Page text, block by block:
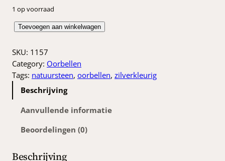
p
r
o
n
k
l
i
i
g
p
r
j
s
1 op voorraad
N
t
u
u
r
o
Toevoegen aan winkelwagen
SKU: 1157
Category: Oorbellen
Tags: natuursteen, oorbellen, zilverkleurig
Beschrijving
Aanvullende informatie
Beoordelingen (0)
Beschrijving